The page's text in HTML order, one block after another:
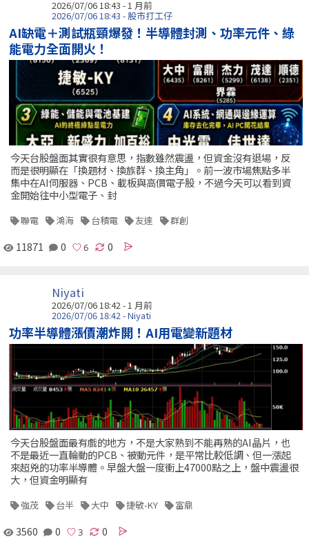
2026/07/06 18:43 - 1 月前
2026/07/06 18:43 - 股市打工仔
AI缺電＋測試瓶頸爆發！半導體封測、功率元件、綠
能電力全面開火！
今天台股盤面其實很有意思，指數雖然震盪，但資金沒有退場，反
而是很明顯在「換題材、換族群、換主角」。前一波市場焦點多半
集中在AI伺服器、PCB、載板與高價電子股，不過今天可以看到資
金開始往中小型電子、封
聯電 鴻海 台積電 友達 群創
11871 0 0
Niyati
2026/07/06 18:42 - 1 月前
2026/07/06 18:42 - Niyati
功率半導體漲價潮炸開！AI用電變新題材
今天台股盤面最有戲的地方，不是大家熟到不能再熟的AI晶片，也
不是最近一直輪動的PCB、被動元件，是平常比較低調、但一漲起
來超兇的功率半導體。早盤大盤一度衝上47000點之上，盤中震盪很
大，但資金明顯有
強茂 台半 大中 捷敏-KY 富鼎
3560 0 0